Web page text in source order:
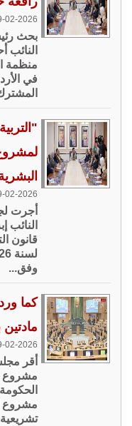
2026 05:36 PM
بحث
النائب
منظمة
في
لمشروع
2026 05:33 PM
أجرت
النائب
قانون
وفق...
كما
2026 02:56 PM
أقر
مشروع